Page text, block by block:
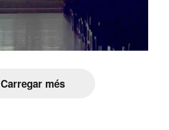
Carregar més